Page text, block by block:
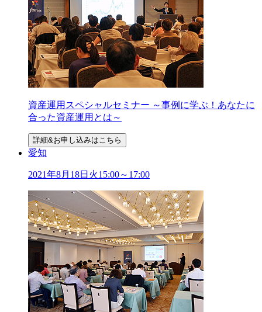
資産運用スペシャルセミナー ～事例に学ぶ！あなたに
合った資産運用とは～
詳細&お申し込みはこちら
愛知
2021年8月 18日 火15:00～17:00